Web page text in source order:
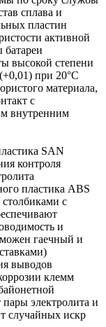
сплава и
пластин
активной
батареи
высокой степени
при 20°С
материала,
с
внутренним
SAN
контроля
пластика ABS
с
и
гаечный и
выводов
клемм
электролита и
случайных искр